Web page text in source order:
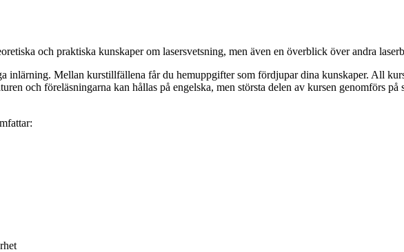
och praktiska kunskaper om lasersvetsning, men även en överblick över andra
inlärning. Mellan kurstillfällena får du hemuppgifter som fördjupar dina kunskaper. All
och föreläsningarna kan hållas på engelska, men största delen av kursen genomförs på